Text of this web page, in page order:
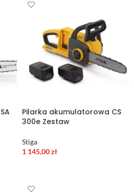
Pilarka akumulatorowa CS
300e Zestaw
Stiga
1 145,00zł